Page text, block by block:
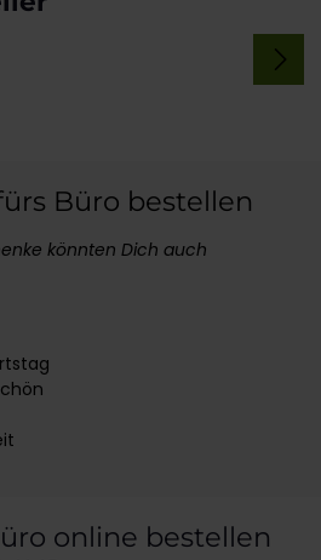
Büro bestellen
könnten Dich auch
online bestellen